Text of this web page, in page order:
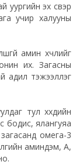
эх үүсвэр
учир халууны
амин хүчлийг
их. Загасны
адил тэжээллэг
тул хүүхдийн
бодис, ялангуяа
омега-3
аминдэм, А,